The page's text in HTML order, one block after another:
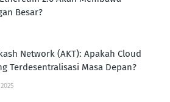
Besar?
Network (AKT): Apakah Cloud
Terdesentralisasi Masa Depan?